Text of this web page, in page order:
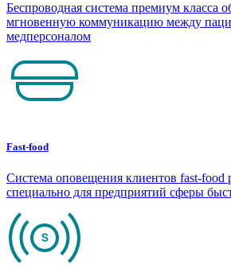
Беспроводная система премиум класса
мгновенную коммуникацию между
медперсоналом
Fast-food
Система оповещения клиентов fast-food
специально для предприятий сферы